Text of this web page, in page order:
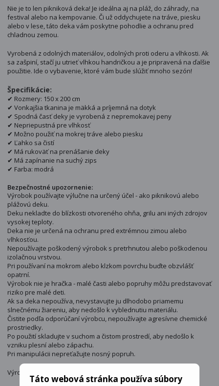
Táto webová stránka používa súbory
Nie je to len pikniková deka! Je ideálna aj na pláž, do záhrady, na
festival alebo na kempovanie. Či už oddychujete na tráve, piesku
alebo v lese, táto deka vám poskytne pohodlie a ochranu pred
chladnou zemou.
Vyrobená z odolných materiálov, odolných proti oderu a vlhkosti. Ak
sa zašpiní, stačí ju utrieť vlhkou handričkou a je pripravená na ďalšie
použitie. Ide o vybavenie, ktoré vám bude slúžiť mnoho sezón!
Špecifikácie:
✔ Rozmery: 150 x 200 cm
✔ Vonkajšia tkanina je mäkká a príjemná na dotyk
✔ Spodná časť deky je vyrobená z nepremokavej peny
✔ Nepriepustná pre vlhkosť
✔ Možno použiť na mokrej tráve alebo piesku
✔ Ľahko sa čistí
✔ Má rukoväť na prenášanie deky
✔ Má zapínanie na suchý zips
✔ Farba: modrá
Bezpečnostné upozornenie:
Výrobok používajte výlučne na určený účel - ako piknikovú alebo
plážovú deku.
Deku nekladte do blízkosti otvoreného ohňa, grilu ani iných zdrojov
vysokej teploty.
Deka nie je určená na ochranu pred extrémnou zimou alebo
vlhkosťou.
Nepoužívajte poškodený výrobok s pretrhnutou alebo poškodenou
izolačnou vrstvou.
Pri používaní na mokrom alebo klzkom povrchu buďte obzvlášť
opatrní.
Výrobok nie je hračka - malé časti alebo popruhy môžu predstavovať
riziko pre malé deti.
Ak sa deka nepoužíva, nevystavujte ju dlhodobo priamemu
slnečnému žiareniu, aby nedošlo k vyblednutiu materiálu.
Čistite podľa odporúčaní výrobcu, nepoužívajte agresívne chemické
prostriedky.
Po použití skladujte v suchom a čistom prostredí, aby nedošlo k
vzniku plesní alebo zápachu.
Pri manipulácii nepreťažujte nosný popruh.
Výrobca : Verk